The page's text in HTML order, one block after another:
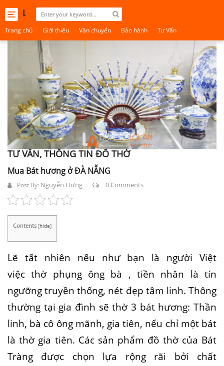
Toggle
navigation
Trang chủ Giới thiệu Vận chuyển Bảo hành Tư Vấn
TƯ VẤN, THÔNG TIN ĐỒ THỜ
Mua Bát hương ở ĐÀ NẴNG
Post By: Nguyễn Hưng 0 Comments
Contents [hide]
Lẽ tất nhiên nếu như bạn là người Việt
việc thờ phụng ông bà , tiền nhân là tín
ngưỡng truyền thống, nét đẹp tâm linh. Thông
thường tại gia đình sẽ thờ 3 bát hương: Thần
linh, bà cô ông mãnh, gia tiên, nếu chỉ một bát
là thờ gia tiên. Cácsản phẩm đồ thờ của Bát
Tràng được chọn lựa rộng rãi bởi chất